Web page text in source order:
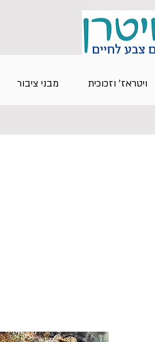
ויטראז' וזכוכית מבני ציבור